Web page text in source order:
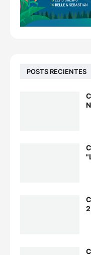
POSTS RECIENTES